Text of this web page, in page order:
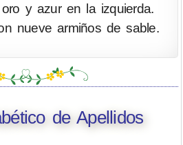
y azur en la izquierda.
nueve armiños de sable.
de Apellidos